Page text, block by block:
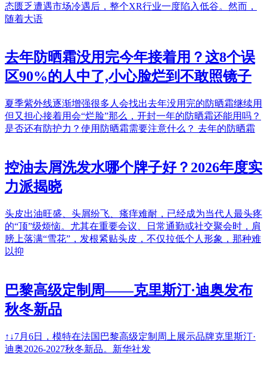
态匮乏遭遇市场冷遇后，整个XR行业一度陷入低谷。然而，
随着大语
去年防晒霜没用完今年接着用？这8个误
区90%的人中了,小心脸烂到不敢照镜子
夏季紫外线逐渐增强很多人会找出去年没用完的防晒霜继续用
但又担心接着用会“烂脸”那么，开封一年的防晒霜还能用吗？
是否还有防护力？使用防晒霜需要注意什么？ 去年的防晒霜
控油去屑洗发水哪个牌子好？2026年度实
力派揭晓
头皮出油旺盛、头屑纷飞、瘙痒难耐，已经成为当代人最头疼
的“顶”级烦恼。尤其在重要会议、日常通勤或社交聚会时，肩
膀上落满“雪花”，发根紧贴头皮，不仅拉低个人形象，那种难
以抑
巴黎高级定制周——克里斯汀·迪奥发布
秋冬新品
↑↓7月6日，模特在法国巴黎高级定制周上展示品牌克里斯汀·
迪奥2026-2027秋冬新品。新华社发